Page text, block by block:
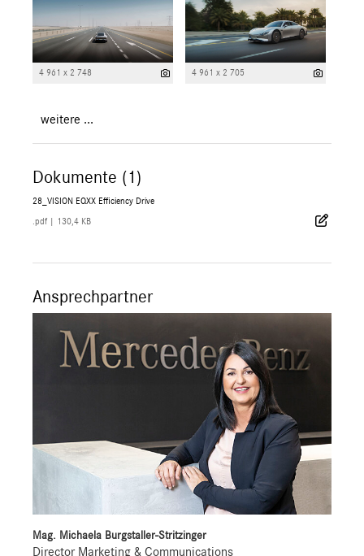
4 961 x 2 748 4 961 x 2 705
weitere ...
Dokumente (1)
28_VISION EQXX Efficiency Drive
.pdf 130,4 KB
Ansprechpartner
Mag. Michaela Burgstaller-Stritzinger
Director Marketing & Communications